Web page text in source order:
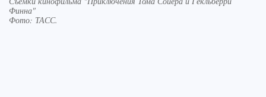
Финна"
Фото: ТАСС.